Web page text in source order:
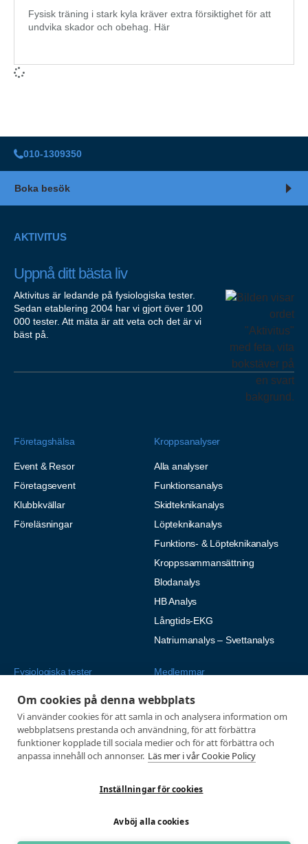
Om cookies på denna webbplats
Vi använder cookies för att samla in och analysera information om
webbplatsens prestanda och användning, för att förbättra
funktioner kopplade till sociala medier och för att förbättra och
anpassa innehåll och annonser. Läs mer i vår Cookie Policy
Inställningar för cookies
Avböj alla cookies
Fysisk träning i stark kyla kräver extra försiktighet för att
undvika skador och obehag. Här
010-1309350
Boka besök
AKTIVITUS
Uppnå ditt bästa liv
Aktivitus är ledande på fysiologiska tester.
Sedan etablering 2004 har vi gjort över 100
000 tester. Att mäta är att veta och det är vi
bäst på.
Företagshälsa
Event & Resor
Företagsevent
Klubbkvällar
Föreläsningar
Kroppsanalyser
Alla analyser
Funktionsanalys
Skidteknikanalys
Löpteknikanalys
Funktions- & Löpteknikanalys
Kroppssammansättning
Blodanalys
HB Analys
Långtids-EKG
Natriumanalys – Svettanalys
Fysiologiska tester
Alla tester
Tröskeltest cykel
Tröskeltest löpning
Tröskeltest skidor
Medlemmar
Mina sidor
Vanliga frågor
AUTOGIRO
© 2026